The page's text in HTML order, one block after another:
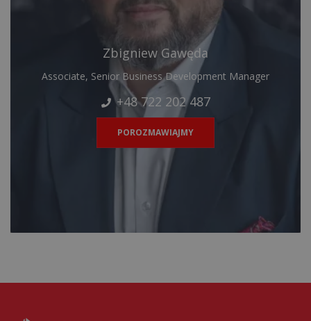
Zbigniew Gawęda
Associate, Senior Business Development Manager
+48 722 202 487
POROZMAWIAJMY